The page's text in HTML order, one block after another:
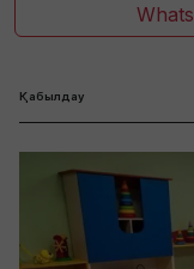
Қабылдау